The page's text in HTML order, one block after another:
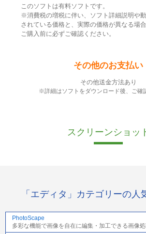
このソフトは有料ソフトです。
※消費税の増税に伴い、ソフト詳細説明や
されている価格と、実際の価格が異なる場合
ご購入前に必ずご確認ください。
その他のお支払い
その他送金方法あり
※詳細はソフトをダウンロード後、ご確
スクリーンショッ
「エディタ」カテゴリーの人
PhotoScape
多彩な機能で画像を自在に編集・加工できる画像処